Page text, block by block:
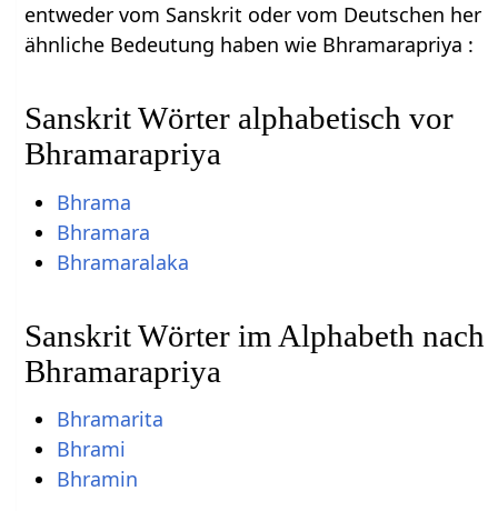
entweder vom Sanskrit oder vom Deutschen her
ähnliche Bedeutung haben wie Bhramarapriya :
Sanskrit Wörter alphabetisch vor
Bhramarapriya
Bhrama
Bhramara
Bhramaralaka
Sanskrit Wörter im Alphabeth nach
Bhramarapriya
Bhramarita
Bhrami
Bhramin